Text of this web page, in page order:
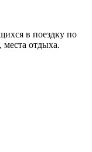
в поездку по
места отдыха.